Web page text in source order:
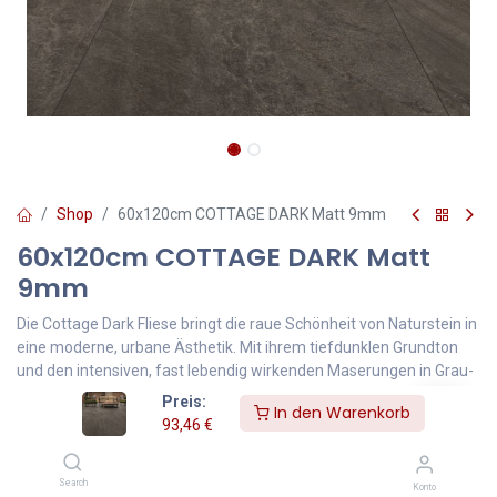
Preis:
93,46 €
In den Warenkorb
Search Konto
Shop 60x120cm COTTAGE DARK Matt 9mm
60x120cm COTTAGE DARK Matt
9mm
Die Cottage Dark Fliese bringt die raue Schönheit von Naturstein in
eine moderne, urbane Ästhetik. Mit ihrem tiefdunklen Grundton
und den intensiven, fast lebendig wirkenden Maserungen in Grau-
und Anthrazittönen verleiht sie jedem Raum Charakter und Tiefe.